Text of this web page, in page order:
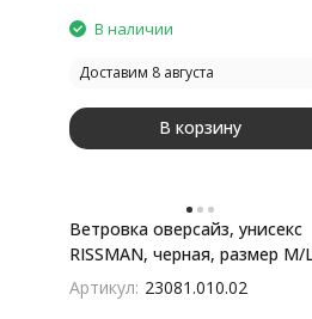
В наличии
Доставим 8 августа
В корзину
Ветровка оверсайз, унисекс
RISSMAN, черная, размер M/
Артикул: 23081.010.02